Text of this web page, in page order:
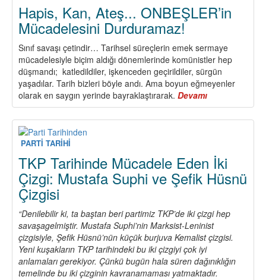
Daha
Güçlü
Hedefi
İçin
İleri!
Hapis, Kan, Ateş... ONBEŞLER’in
Mücadelesini Durduramaz!
Sınıf savaşı çetindir… Tarihsel süreçlerin emek sermaye
mücadelesiyle biçim aldığı dönemlerinde komünistler hep
düşmandı; katledildiler, işkenceden geçirildiler, sürgün
yaşadılar. Tarih bizleri böyle andı. Ama boyun eğmeyenler
olarak en saygın yerinde bayraklaştırarak. Devamı
Hapis,
Kan,
Mücadelesini
Durduramaz!
PARTİ TARİHİ
TKP Tarihinde Mücadele Eden İki
Çizgi: Mustafa Suphi ve Şefik Hüsnü
Çizgisi
“Denilebilir ki, ta baştan beri partimiz TKP’de iki çizgi hep
savaşagelmiştir. Mustafa Suphi’nin Marksist-Leninist
çizgisiyle, Şefik Hüsnü’nün küçük burjuva Kemalist çizgisi.
Yeni kuşakların TKP tarihindeki bu iki çizgiyi çok iyi
anlamaları gerekiyor. Çünkü bugün hala süren dağınıklığın
temelinde bu iki çizginin kavranamaması yatmaktadır.